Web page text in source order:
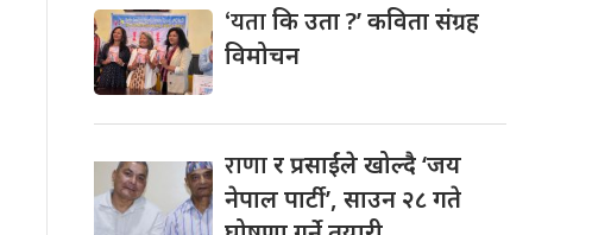
‘यताकि उता ?’ कविता संग्रह
विमोचन
राणार प्रसाईंले खोल्दै ‘जय
नेपाल पार्टी’, साउन २८ गते